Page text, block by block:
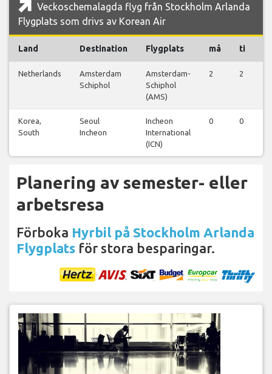
Veckoschemalagda flyg från Stockholm Arlanda
Flygplats som drivs av Korean Air
Land Destination Flygplats må ti
Netherlands
Amsterdam
Schiphol
Amsterdam-
Schiphol
(AMS)
2 2
Korea,
South
Seoul
Incheon
Incheon
International
(ICN)
0 0
Planering av semester- eller
arbetsresa
Förboka Hyrbil på Stockholm Arlanda
Flygplats för stora besparingar.